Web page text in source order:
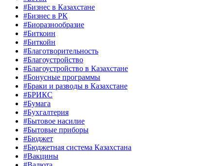
#Бизнес в Казахстане
#Бизнес в РК
#Биоразнообразие
#Биткоин
#Биткойн
#Благотворительность
#Благоустройство
#Благоустройство в Казахстане
#Бонусные программы
#Браки и разводы в Казахстане
#БРИКС
#Бумага
#Бухгалтерия
#Бытовое насилие
#Бытовые приборы
#Бюджет
#Бюджетная система Казахстана
#Вакцины